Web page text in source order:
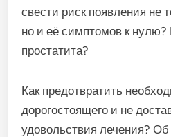
свести риск появления не
но и её симптомов к нулю?
простатита?
Как предотвратить
дорогостоящего и не
удовольствия лечения?